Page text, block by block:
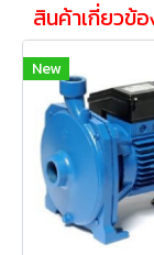
สินค้าเกี่ยวข้
New